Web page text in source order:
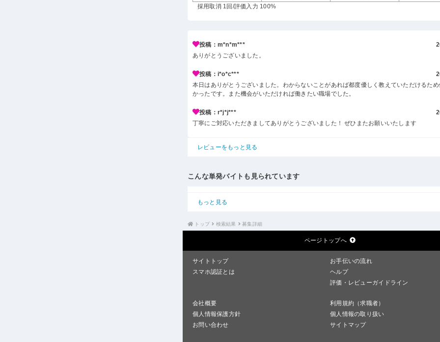
採用取消 1回 /評価入力 100%
投稿：m*n*m***
ありがとうございました。
投稿：i*o*c***
本日はありがとうございました。わからないことがあれば都度優しく教えていただけるた
かったです。また機会がいただければ働きたい職場でした。
投稿：r*j*j***
丁寧にご対応いただきましてありがとうございました！ ぜひまたお願いいたします
レビューをもっと見る
こんな単発バイトも見られています
もっと見る
トップ 検索結果 募集詳細
ページトップへ
サイトトップ
お手伝いの流れ
スマホ認証とは
ヘルプ
評価・レビューガイドライン
会社概要
利用規約（求職者）
個人情報保護方針
個人情報の取り扱い
お問い合わせ
サイトマップ